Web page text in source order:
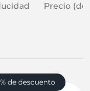
pedido y listo: el
Precio
de descuento